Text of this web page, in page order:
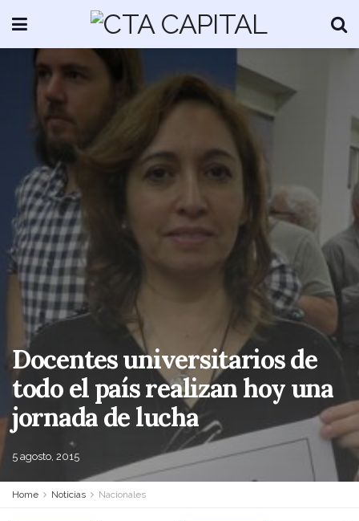
Docentes universitarios de
todo el país realizan hoy una
jornada de lucha
5 agosto, 2015
Home Noticias Nacionales